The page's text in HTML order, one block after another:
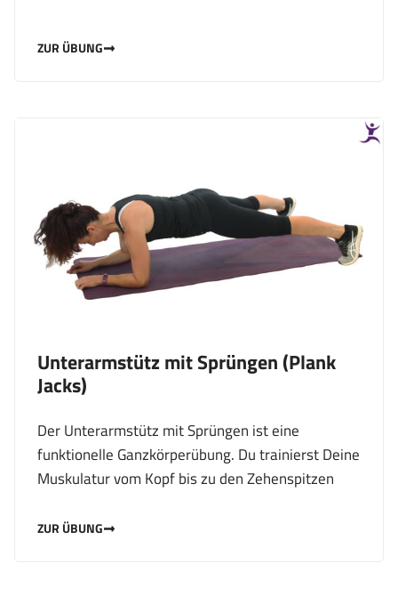
ZUR ÜBUNG
Unterarmstütz mit Sprüngen (Plank
Jacks)
Der Unterarmstütz mit Sprüngen ist eine
funktionelle Ganzkörperübung. Du trainierst Deine
Muskulatur vom Kopf bis zu den Zehenspitzen
ZUR ÜBUNG